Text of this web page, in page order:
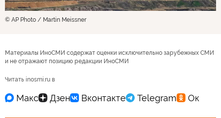
© AP Photo / Martin Meissner
Материалы ИноСМИ содержат оценки исключительно зарубежных СМИ
и не отражают позицию редакции ИноСМИ
Читать inosmi.ru в